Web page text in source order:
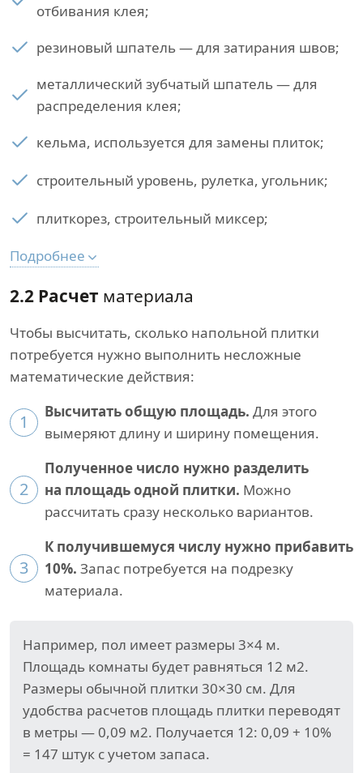
отбивания клея;
резиновый шпатель — для затирания швов;
металлический зубчатый шпатель — для
распределения клея;
кельма, используется для замены плиток;
строительный уровень, рулетка, угольник;
плиткорез, строительный миксер;
Подробнее
2.2 Расчет материала
Чтобы высчитать, сколько напольной плитки
потребуется нужно выполнить несложные
математические действия:
1 Высчитать общую площадь. Для этого
вымеряют длину и ширину помещения.
2
Полученное число нужно разделить
на площадь одной плитки. Можно
рассчитать сразу несколько вариантов.
3
К получившемуся числу нужно прибавить
10%. Запас потребуется на подрезку
материала.
Например, пол имеет размеры 3×4 м.
Площадь комнаты будет равняться 12 м2.
Размеры обычной плитки 30×30 см. Для
удобства расчетов площадь плитки переводят
в метры — 0,09 м2. Получается 12: 0,09 + 10%
= 147 штук с учетом запаса.